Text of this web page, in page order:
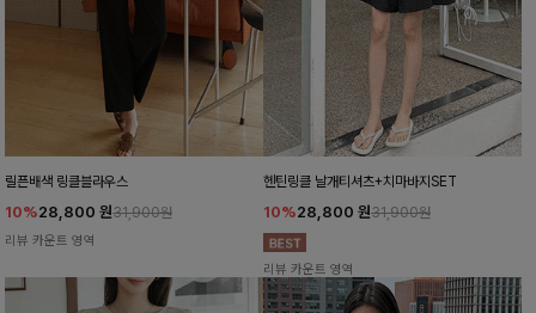
릴픈배색 링클블라우스
10%28,800 원31,900원
리뷰 카운트 영역
헨틴링클 날개티셔츠+치마바지SET
10%28,800 원31,900원
리뷰 카운트 영역